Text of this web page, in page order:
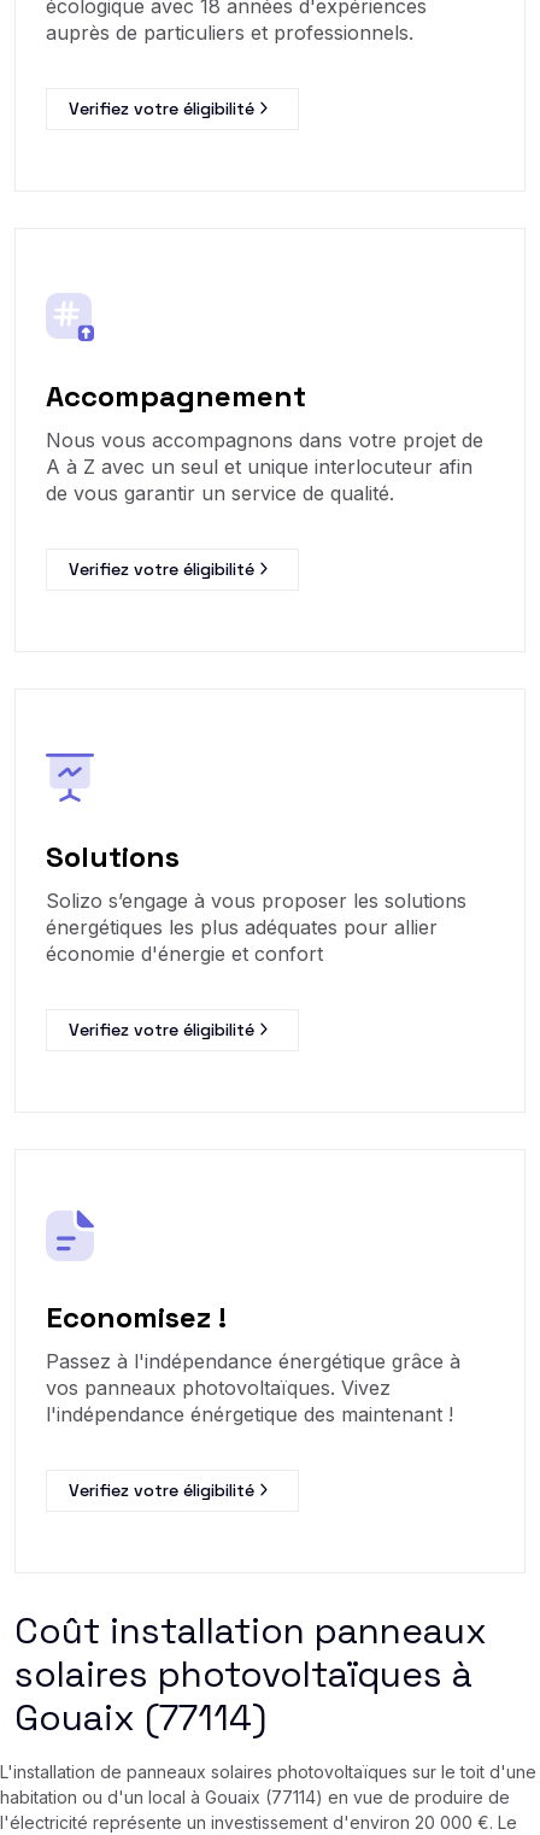
écologique avec 18 années d'expériences
auprès de particuliers et professionnels.
Verifiez votre éligibilité
Accompagnement
Nous vous accompagnons dans votre projet de
A à Z avec un seul et unique interlocuteur afin
de vous garantir un service de qualité.
Verifiez votre éligibilité
Solutions
Solizo s’engage à vous proposer les solutions
énergétiques les plus adéquates pour allier
économie d'énergie et confort
Verifiez votre éligibilité
Economisez !
Passez à l'indépendance énergétique grâce à
vos panneaux photovoltaïques. Vivez
l'indépendance énérgetique des maintenant !
Verifiez votre éligibilité
Coût installation panneaux
solaires photovoltaïques à
Gouaix (77114)
L'installation de panneaux solaires photovoltaïques sur le toit d'une
habitation ou d'un local à Gouaix (77114) en vue de produire de
l'électricité représente un investissement d'environ 20 000 €. Le